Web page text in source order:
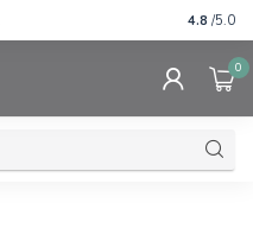
Gratis
4.8 /5.0
0